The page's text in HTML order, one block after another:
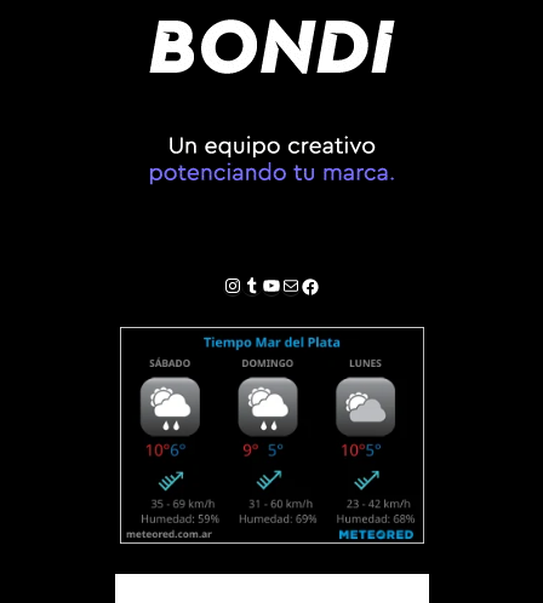
Instagram
Tumblr
YouTube
Correo electrónico
Facebook